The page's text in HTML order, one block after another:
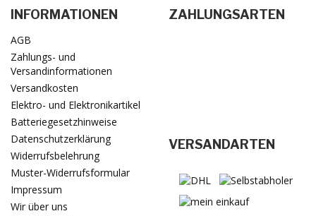
INFORMATIONEN
AGB
Zahlungs- und
Versandinformationen
Versandkosten
Elektro- und Elektronikartikel
Batteriegesetzhinweise
Datenschutzerklärung
Widerrufsbelehrung
Muster-Widerrufsformular
Impressum
Wir über uns
ZAHLUNGSARTEN
VERSANDARTEN